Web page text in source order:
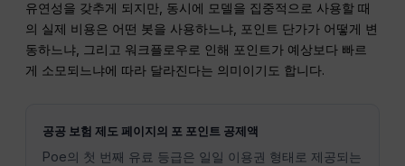
유연성을 갖추게 되지만, 동시에 모델을 집중적으로 사용할 때
의 실제 비용은 어떤 봇을 사용하느냐, 포인트 단가가 어떻게 변
동하느냐, 그리고 워크플로우로 인해 포인트가 예상보다 빠르
게 소모되느냐에 따라 달라진다는 의미이기도 합니다.
공공 보험 제도 페이지의 포 포인트 공제액
Poe의 첫 번째 유료 등급은 일일 이용권 형태로 제공되는